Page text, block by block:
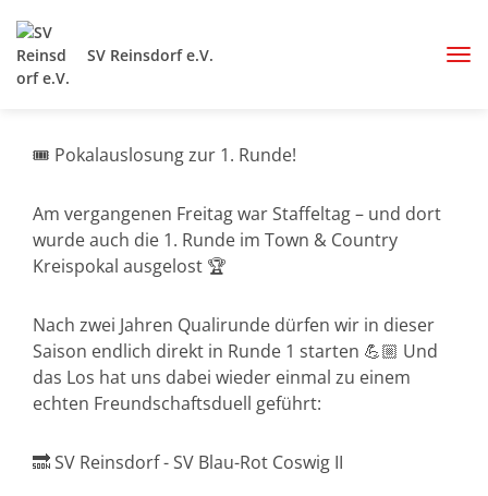
SV Reinsdorf e.V.
🎟️ Pokalauslosung zur 1. Runde!
Am vergangenen Freitag war Staffeltag – und dort
wurde auch die 1. Runde im Town & Country
Kreispokal ausgelost 🏆
Nach zwei Jahren Qualirunde dürfen wir in dieser
Saison endlich direkt in Runde 1 starten 💪🏼 Und
das Los hat uns dabei wieder einmal zu einem
echten Freundschaftsduell geführt:
🔜 SV Reinsdorf - SV Blau-Rot Coswig II